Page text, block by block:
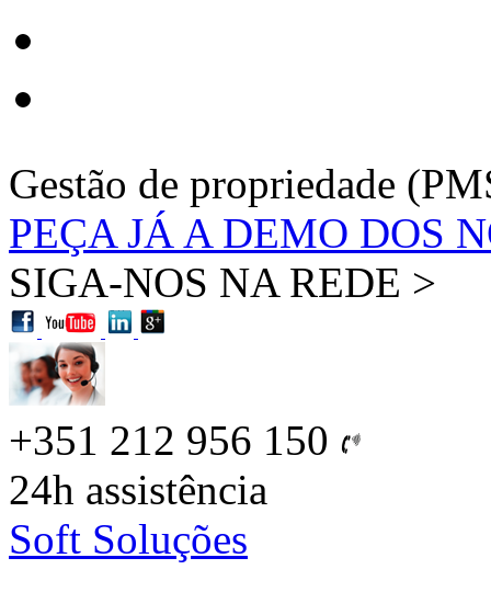
Gestão de propriedade
PEÇA JÁ A DEMO DOS
SIGA-NOS NA REDE >
+351 212 956 150
24h assistência
Soft Soluções